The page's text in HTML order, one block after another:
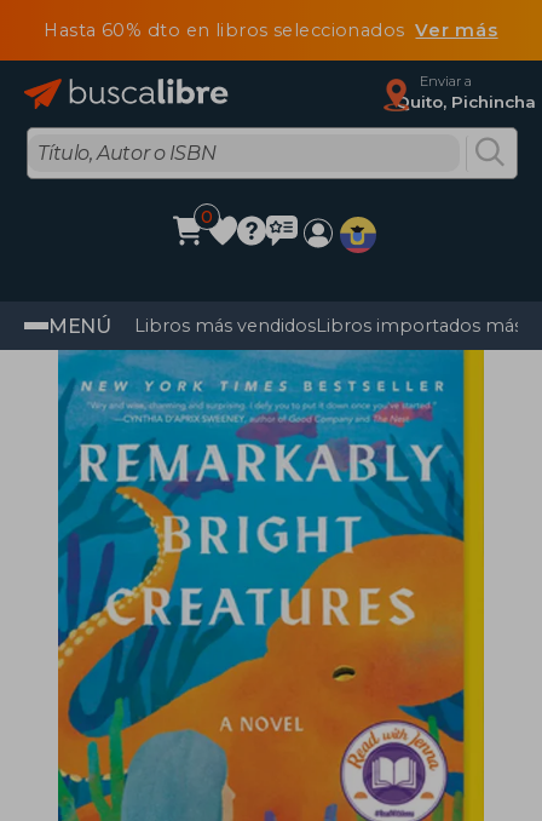
Hasta 60% dto en libros seleccionadosVer más
Enviar a
Quito, Pichincha
0
MENÚ Libros más vendidosLibros importados más